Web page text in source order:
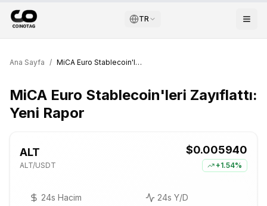
TR
Ana Sayfa / MiCA Euro Stablecoin'leri Zayıflattı: Yeni Rapor
MiCA Euro Stablecoin'leri Zayıflattı:
Yeni Rapor
ALT
ALT/USDT
$0.005940
+1.54%
24s Hacim
24s Y/D